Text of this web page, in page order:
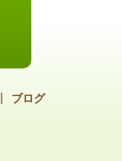
ブログ